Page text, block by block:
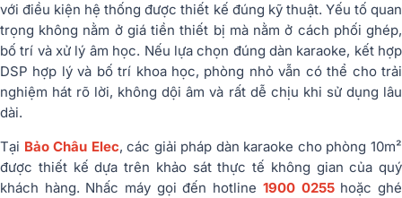
với điều kiện hệ thống được thiết kế đúng kỹ thuật. Yếu tố quan
trọng không nằm ở giá tiền thiết bị mà nằm ở cách phối ghép,
bố trí và xử lý âm học. Nếu lựa chọn đúng dàn karaoke, kết hợp
DSP hợp lý và bố trí khoa học, phòng nhỏ vẫn có thể cho trải
nghiệm hát rõ lời, không dội âm và rất dễ chịu khi sử dụng lâu
dài.
Tại Bảo Châu Elec, các giải pháp dàn karaoke cho phòng 10m²
được thiết kế dựa trên khảo sát thực tế không gian của quý
khách hàng. Nhấc máy gọi đến hotline 1900 0255hoặc ghé